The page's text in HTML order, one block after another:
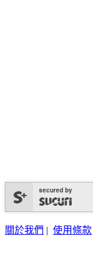
secured by
關於我們 | 使用條款